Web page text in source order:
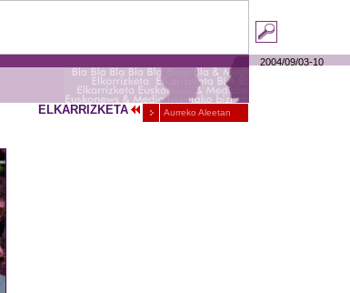
ELKARRIZKETA Aurreko Aleetan
2004/09/03-10